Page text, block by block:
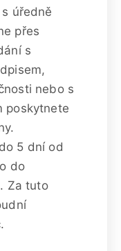
úředně
přes
s
nebo s
poskytnete
5 dní od
do
Za tuto